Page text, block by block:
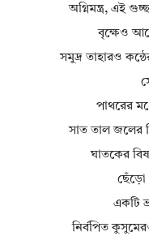
অগ্নিমন্ত্র, এই
বৃক্ষেও
সমুদ্র তাহারও
পাথরের
সাত তাল জলের
ঘাতকের
ছেঁড়ো
একটি
নির্বপিত